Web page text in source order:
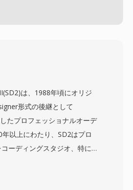
は、1988年頃にオリジ
形式の後継として
たプロフェッショナルオーデ
年以上にわたり、SD2はプロ
ーディングスタジオ、特に
における標準的な交換形式で